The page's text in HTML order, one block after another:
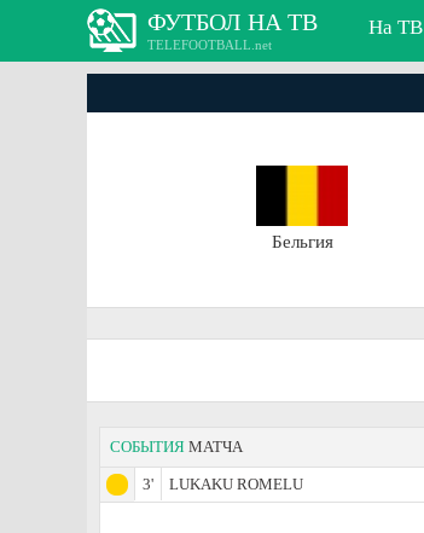
ФУТБОЛ НА ТВ
TELEFOOTBALL.net
На ТВ
Бельгия
СОБЫТИЯ МАТЧА
3'
LUKAKU ROMELU